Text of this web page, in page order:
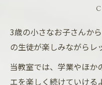
3歳の小さなお子さんか
の生徒が楽しみながらレ
当教室では、学業やほか
エを楽しく続けていける